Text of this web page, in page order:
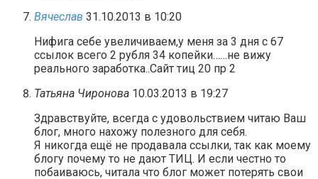
Вячеслав 31.10.2013 в 10:20
Нифига себе увеличиваем,у меня за 3 дня с 67
ссылок всего 2 рубля 34 копейки……не вижу
реального заработка..Сайт тиц 20 пр 2
Татьяна Чиронова 10.03.2013 в 19:27
Здравствуйте, всегда с удовольствием читаю Ваш
блог, много нахожу полезного для себя.
Я никогда ещё не продавала ссылки, так как моему
блогу почему то не дают ТИЦ. И если честно то
побаиваюсь, читала что блог может потерять свои